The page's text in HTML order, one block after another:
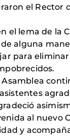
el Rector
el lema de la
alguna
para
al nuevo
y